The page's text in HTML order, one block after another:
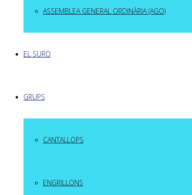
ASSEMBLEA GENERAL ORDINÀRIA (AGO)
EL SURO
GRUPS
CANTALLOPS
ENGRILLONS